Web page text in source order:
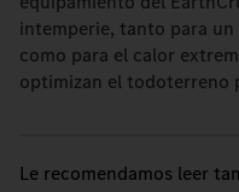
intemperie, tanto para
como para el calor
optimizan el todoterreno